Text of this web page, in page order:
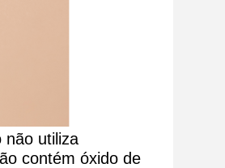
não utiliza
contém óxido de